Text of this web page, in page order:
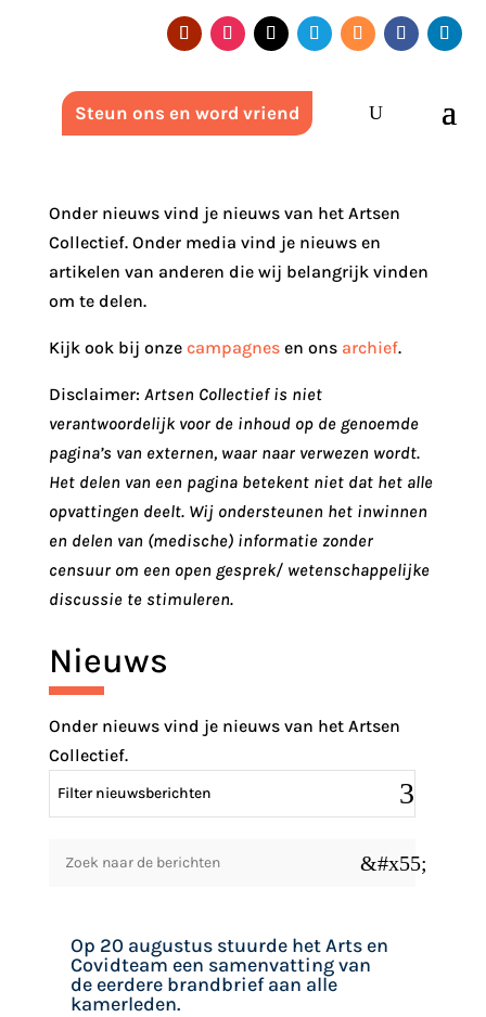
Steun ons en word vriend
Onder nieuws vind je nieuws van het Artsen
Collectief. Onder media vind je nieuws en
artikelen van anderen die wij belangrijk vinden
om te delen.
Kijk ook bij onze campagnesen ons archief.
Disclaimer: Artsen Collectief is niet
verantwoordelijk voor de inhoud op de genoemde
pagina’s van externen, waar naar verwezen wordt.
Het delen van een pagina betekent niet dat het alle
opvattingen deelt. Wij ondersteunen het inwinnen
en delen van (medische) informatie zonder
censuur om een open gesprek/ wetenschappelijke
discussie te stimuleren.
Nieuws
Onder nieuws vind je nieuws van het Artsen
Collectief.
Filter nieuwsberichten
&#x55;
Op 20 augustus stuurde het Arts en
Covidteam een samenvatting van
de eerdere brandbrief aan alle
kamerleden.